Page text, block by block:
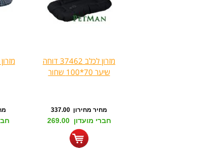
מזרון לכלב 37462 דוחה
שיער 70*100 שחור
מחיר מחירון 337.00
חברי מועדון 269.00